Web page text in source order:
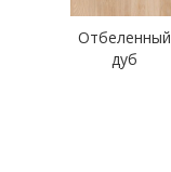
Отбеленный
дуб